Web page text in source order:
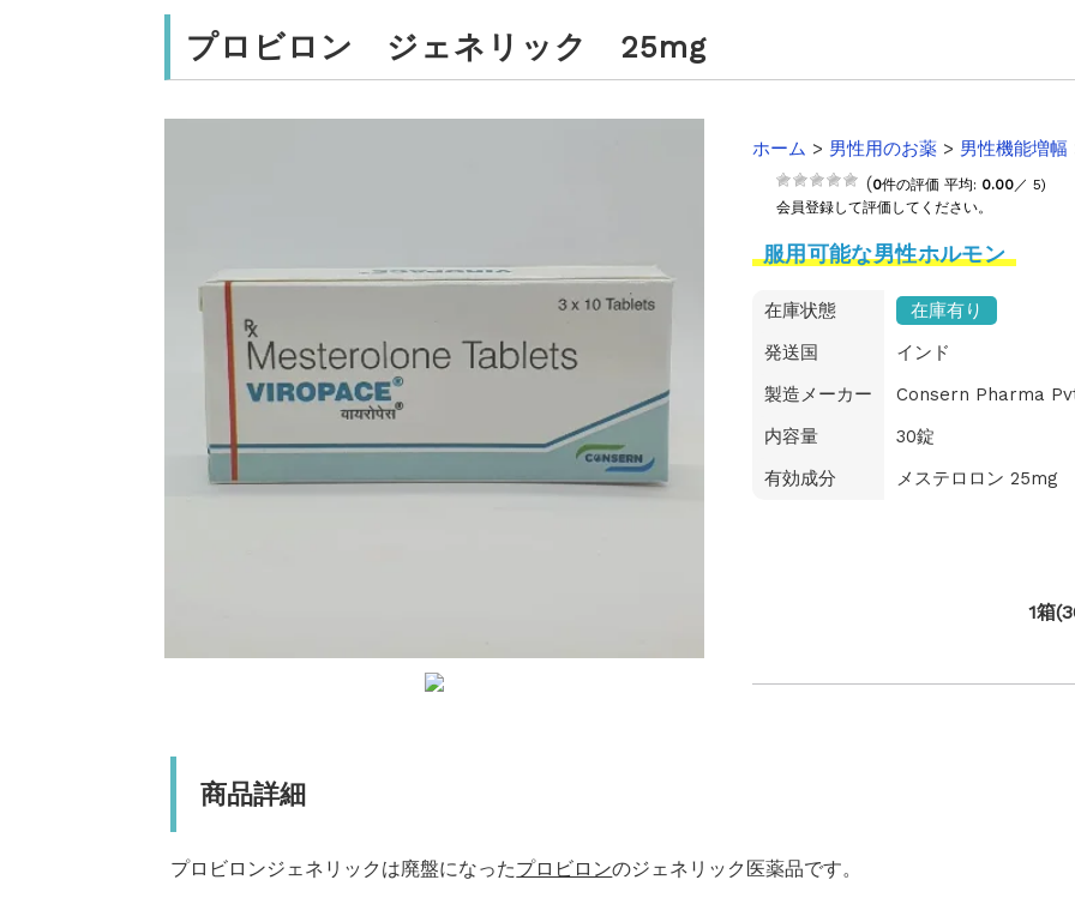
お知らせ 2026.4.9 2026年GW営業について
お知らせ 2026.3.4 【中東情勢の影響】貨物配送遅れの可能性
プロビロン ジェネリック 25mg
ホーム > 男性用のお薬 > 男性機能増幅
(0件の評価 平均: 0.00／ 5)
会員登録して評価してください。
服用可能な男性ホルモン
在庫状態
在庫有り
発送国
インド
製造メーカー
Consern Pharma
内容量
30錠
有効成分
メステロロン 25mg
1箱
商品詳細
プロビロンジェネリックは廃盤になったプロビロンのジェネリック医薬品です。